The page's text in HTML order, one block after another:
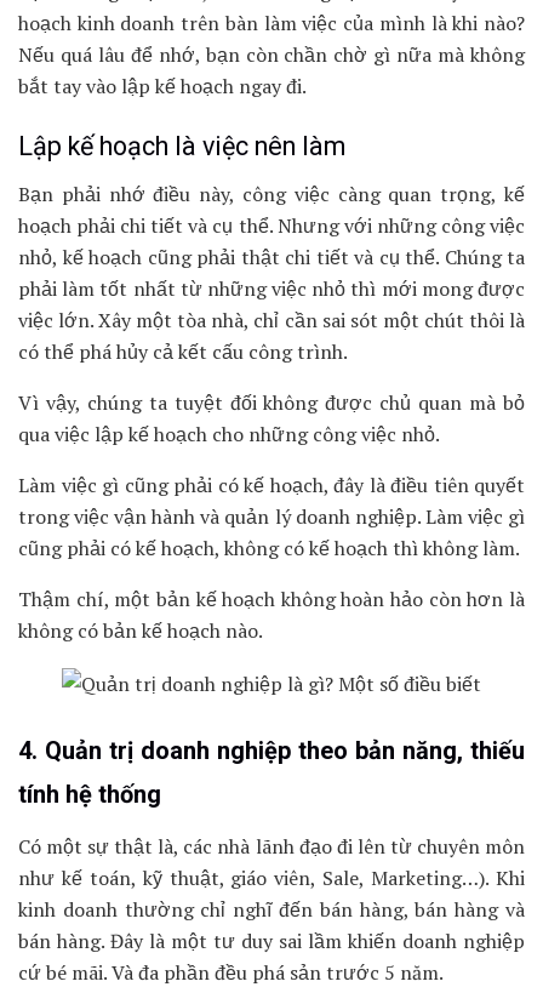
hoạch kinh doanh trên bàn làm việc của mình là khi nào?
Nếu quá lâu để nhớ, bạn còn chần chờ gì nữa mà không
bắt tay vào lập kế hoạch ngay đi.
Lập kế hoạch là việc nên làm
Bạn phải nhớ điều này, công việc càng quan trọng, kế
hoạch phải chi tiết và cụ thể. Nhưng với những công việc
nhỏ, kế hoạch cũng phải thật chi tiết và cụ thể. Chúng ta
phải làm tốt nhất từ những việc nhỏ thì mới mong được
việc lớn. Xây một tòa nhà, chỉ cần sai sót một chút thôi là
có thể phá hủy cả kết cấu công trình.
Vì vậy, chúng ta tuyệt đối không được chủ quan mà bỏ
qua việc lập kế hoạch cho những công việc nhỏ.
Làm việc gì cũng phải có kế hoạch, đây là điều tiên quyết
trong việc vận hành và quản lý doanh nghiệp. Làm việc gì
cũng phải có kế hoạch, không có kế hoạch thì không làm.
Thậm chí, một bản kế hoạch không hoàn hảo còn hơn là
không có bản kế hoạch nào.
4. Quản trị doanh nghiệp theo bản năng, thiếu
tính hệ thống
Có một sự thật là, các nhà lãnh đạo đi lên từ chuyên môn
như kế toán, kỹ thuật, giáo viên, Sale, Marketing…). Khi
kinh doanh thường chỉ nghĩ đến bán hàng, bán hàng và
bán hàng. Đây là một tư duy sai lầm khiến doanh nghiệp
cứ bé mãi. Và đa phần đều phá sản trước 5 năm.